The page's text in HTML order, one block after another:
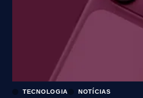
TECNOLOGIA NOTÍCIAS